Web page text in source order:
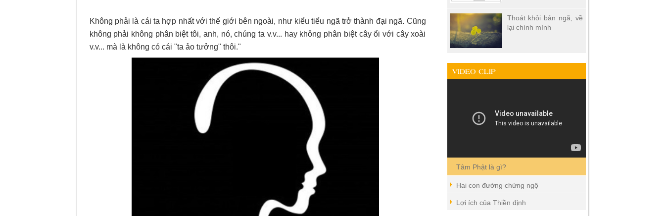
Không phải là cái ta hợp nhất với thế giới bên ngoài, như kiểu tiểu ngã trở thành đại ngã. Cũng
không phải không phân biệt tôi, anh, nó, chúng ta v.v... hay không phân biệt cây ổi với cây xoài
v.v... mà là không có cái "ta ảo tưởng" thôi."
Thoát khỏi bản ngã, về
lại chính mình
VIDEO CLIP
Tâm Phật là gì?
Hai con đường chứng ngộ
Lợi ích của Thiền định